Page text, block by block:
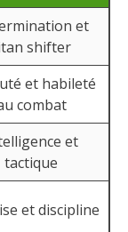
et
shifter
et habileté
combat
et
tactique
et discipline